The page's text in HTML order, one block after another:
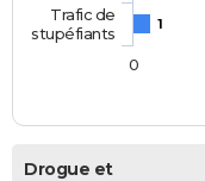
1
Trafic de
stupéfiants
0
Drogue et